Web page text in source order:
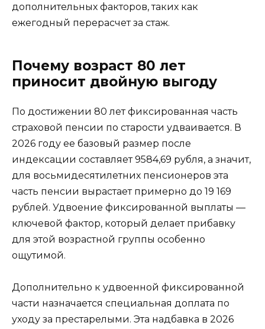
дополнительных факторов, таких как
ежегодный перерасчет за стаж.
Почему возраст 80 лет
приносит двойную выгоду
По достижении 80 лет фиксированная часть
страховой пенсии по старости удваивается. В
2026 году ее базовый размер после
индексации составляет 9584,69 рубля, а значит,
для восьмидесятилетних пенсионеров эта
часть пенсии вырастает примерно до 19 169
рублей. Удвоение фиксированной выплаты —
ключевой фактор, который делает прибавку
для этой возрастной группы особенно
ощутимой.
Дополнительно к удвоенной фиксированной
части назначается специальная доплата по
уходу за престарелыми. Эта надбавка в 2026